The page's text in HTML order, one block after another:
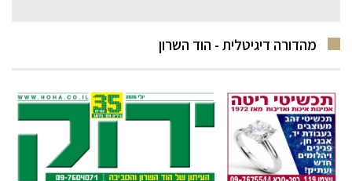
מהדורה דיגיטלית - הוד השרון